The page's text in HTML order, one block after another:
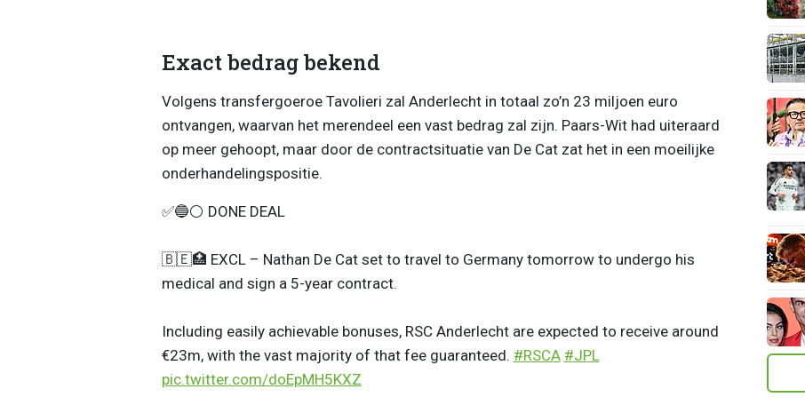
Exact bedrag bekend
Volgens transfergoeroe Tavolieri zal Anderlecht in totaal zo’n 23 miljoen euro
ontvangen, waarvan het merendeel een vast bedrag zal zijn. Paars-Wit had uiteraard
op meer gehoopt, maar door de contractsituatie van De Cat zat het in een moeilijke
onderhandelingspositie.
✅🔵⚪️ DONE DEAL
🇧🇪🏥 EXCL – Nathan De Cat set to travel to Germany tomorrow to undergo his
medical and sign a 5-year contract.
Including easily achievable bonuses, RSC Anderlecht are expected to receive around
€23m, with the vast majority of that fee guaranteed. #RSCA #JPL
pic.twitter.com/doEpMH5KXZ